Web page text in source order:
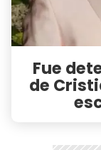
Fue
de